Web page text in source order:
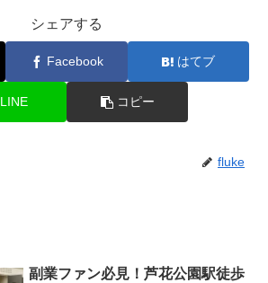
シェアする
Facebook はてブ
LINE コピー
fluke
副業ファン必見！芦花公園駅徒歩